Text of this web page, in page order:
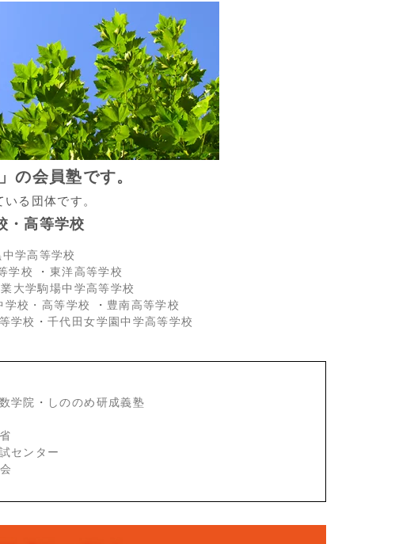
の会員塾です。
る団体です。
・高等学校
学高等学校
学校 ・ 東洋高等学校
大学駒場中学高等学校
学校 ・高等学校 ・ 豊南高等学校
学校 ・千代田女学園中学高等学校
学院 ・
しののめ研成義塾
センター